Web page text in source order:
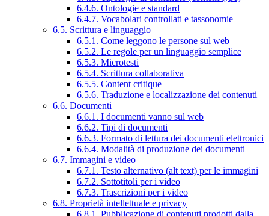
6.4.6. Ontologie e standard
6.4.7. Vocabolari controllati e tassonomie
6.5. Scrittura e linguaggio
6.5.1. Come leggono le persone sul web
6.5.2. Le regole per un linguaggio semplice
6.5.3. Microtesti
6.5.4. Scrittura collaborativa
6.5.5. Content critique
6.5.6. Traduzione e localizzazione dei contenuti
6.6. Documenti
6.6.1. I documenti vanno sul web
6.6.2. Tipi di documenti
6.6.3. Formato di lettura dei documenti elettronici
6.6.4. Modalità di produzione dei documenti
6.7. Immagini e video
6.7.1. Testo alternativo (alt text) per le immagini
6.7.2. Sottotitoli per i video
6.7.3. Trascrizioni per i video
6.8. Proprietà intellettuale e privacy
6.8.1. Pubblicazione di contenuti prodotti dalla